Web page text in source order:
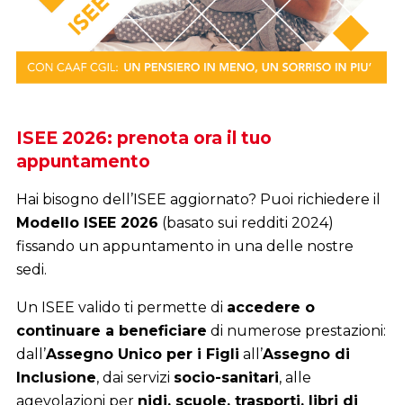
Detrazioni, rimborsi e meno pensieri:
prenota il tuo 730/2026
Affidati ai professionisti delCaaf CGILper
compilare ilModello 730in modo sicuro e senza
errori.
Ti aiutiamo a verificare tutte le spese detraibili e a
Presentare il 730 in anticipo significaricevere
prima i rimborsi dovutie può essere conveniente
anche per chi non ha l’obbligo di dichiarazione, per
recuperare detrazioni e deduzioni.